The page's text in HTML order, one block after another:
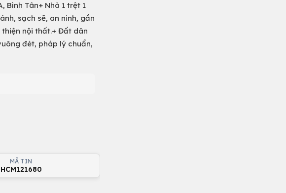
Bình Tân+ Nhà 1 trệt 1
sạch sẽ, an ninh, gần
thiện nội thất.+ Đất dân
đét, pháp lý chuẩn,
MÃ TIN
HCM121680